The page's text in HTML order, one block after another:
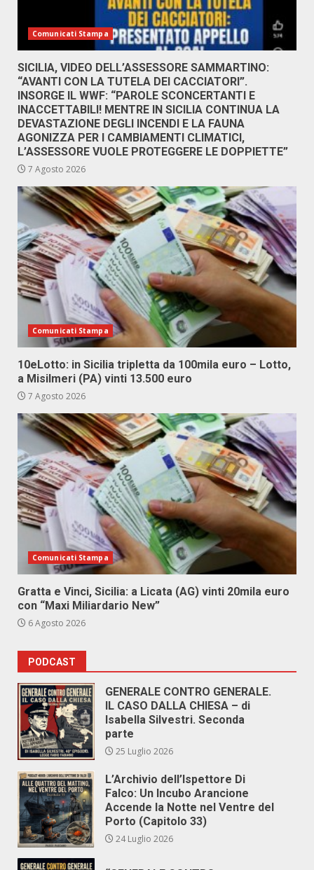
Comunicati Stampa
SICILIA, VIDEO DELL’ASSESSORE SAMMARTINO:
“AVANTI CON LA TUTELA DEI CACCIATORI”.
INSORGE IL WWF: “PAROLE SCONCERTANTI E
INACCETTABILI! MENTRE IN SICILIA CONTINUA LA
DEVASTAZIONE DEGLI INCENDI E LA FAUNA
AGONIZZA PER I CAMBIAMENTI CLIMATICI,
L’ASSESSORE VUOLE PROTEGGERE LE DOPPIETTE”
7 Agosto 2026
Comunicati Stampa
10eLotto: in Sicilia tripletta da 100mila euro – Lotto,
a Misilmeri (PA) vinti 13.500 euro
7 Agosto 2026
Comunicati Stampa
Gratta e Vinci, Sicilia: a Licata (AG) vinti 20mila euro
con “Maxi Miliardario New”
6 Agosto 2026
PODCAST
GENERALE CONTRO GENERALE.
IL CASO DALLA CHIESA – di
Isabella Silvestri. Seconda
parte
25 Luglio 2026
L’Archivio dell’Ispettore Di
Falco: Un Incubo Arancione
Accende la Notte nel Ventre del
Porto (Capitolo 33)
24 Luglio 2026